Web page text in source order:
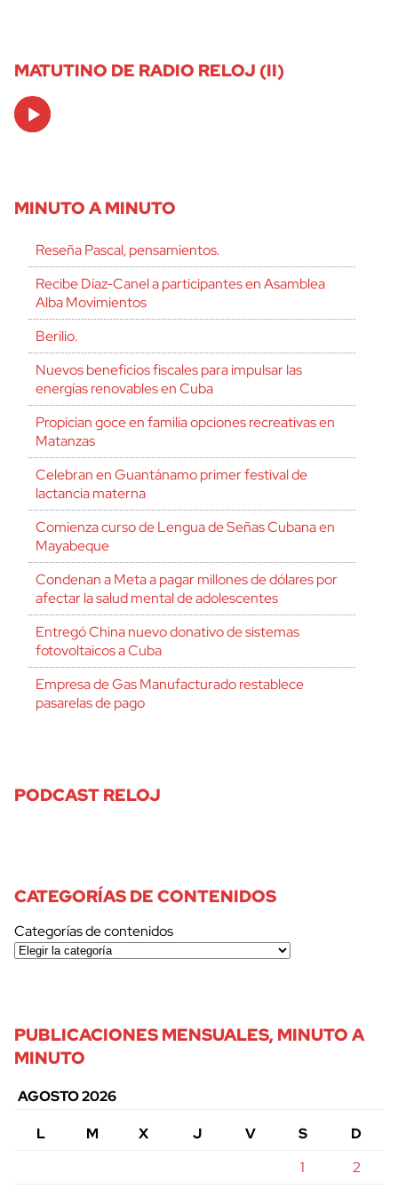
MATUTINO DE RADIO RELOJ (II)
Audio
Player
MINUTO A MINUTO
Reseña Pascal, pensamientos.
Recibe Díaz-Canel a participantes en Asamblea
Alba Movimientos
Berilio.
Nuevos beneficios fiscales para impulsar las
energías renovables en Cuba
Propician goce en familia opciones recreativas en
Matanzas
Celebran en Guantánamo primer festival de
lactancia materna
Comienza curso de Lengua de Señas Cubana en
Mayabeque
Condenan a Meta a pagar millones de dólares por
afectar la salud mental de adolescentes
Entregó China nuevo donativo de sistemas
fotovoltaicos a Cuba
Empresa de Gas Manufacturado restablece
pasarelas de pago
PODCAST RELOJ
CATEGORÍAS DE CONTENIDOS
Categorías de contenidos
PUBLICACIONES MENSUALES, MINUTO A
MINUTO
AGOSTO 2026
L
M X J V S
D
1
2